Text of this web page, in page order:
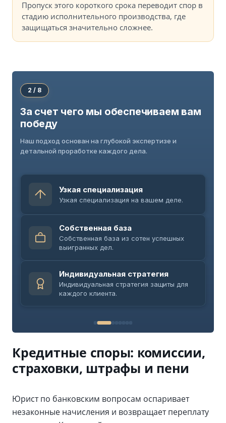
Пропуск этого короткого срока переводит спор в
стадию исполнительного производства, где
защищаться значительно сложнее.
2 / 8
За счет чего мы обеспечиваем вам
победу
Наш подход основан на глубокой экспертизе и
детальной проработке каждого дела.
Узкая специализация
Узкая специализация на вашем деле.
Собственная база
Собственная база из сотен успешных
выигранных дел.
Индивидуальная стратегия
Индивидуальная стратегия защиты для
каждого клиента.
Кредитные споры: комиссии,
страховки, штрафы и пени
Юрист по банковским вопросам оспаривает
незаконные начисления и возвращает переплату